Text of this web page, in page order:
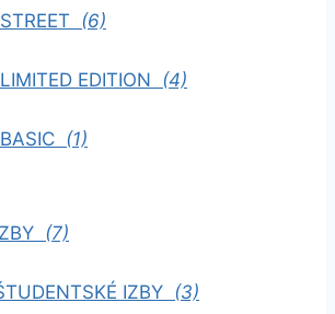
(6)
EDITION (4)
(1)
(7)
IZBY (3)